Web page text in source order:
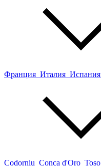
Франция Италия Испания
Codorniu Conca d'Oro Toso